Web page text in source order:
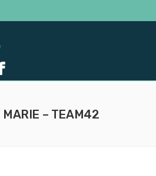
MARIE – TEAM42